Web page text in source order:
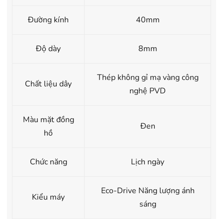
Đường kính 40mm
Độ dày 8mm
Chất liệu dây
Thép không gỉ mạ vàng công
nghệ PVD
Màu mặt đồng
hồ
Đen
Chức năng Lịch ngày
Kiểu máy
Eco-Drive Năng lượng ánh
sáng